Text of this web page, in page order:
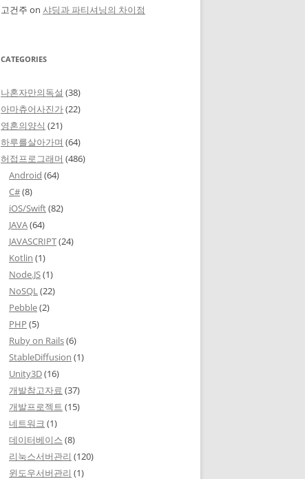
고건주 on 샤딩과 파티셔닝의 차이점
CATEGORIES
나혼자만의독설 (38)
아마츄어사진가(22)
영혼의양식 (21)
하루를살아가며 (64)
허접프로그래머 (486)
Android (64)
C#(8)
iOS/Swift(82)
JAVA(64)
JAVASCRIPT(24)
Kotlin (1)
Node.JS(1)
NoSQL(22)
Pebble(2)
PHP (5)
Ruby on Rails(6)
StableDiffusion (1)
Unity3D(16)
개발참고자료 (37)
개발프로젝트 (15)
네트워크 (1)
데이터베이스 (8)
리눅스서버관리 (120)
윈도우서버관리 (1)